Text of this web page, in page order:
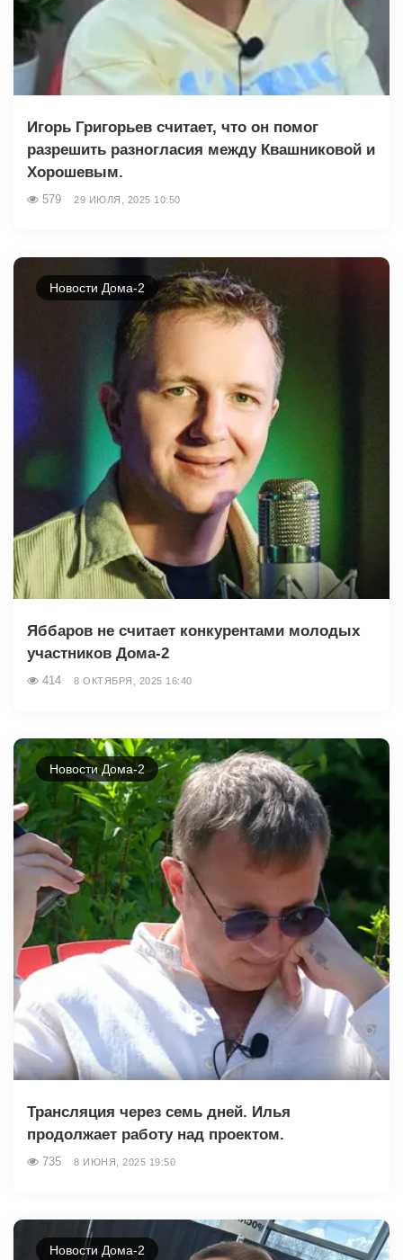
Игорь Григорьев считает, что он помог
разрешить разногласия между Квашниковой и
Хорошевым.
579 29 ИЮЛЯ, 2025 10:50
Новости Дома-2
Яббаров не считает конкурентами молодых
участников Дома-2
414 8 ОКТЯБРЯ, 2025 16:40
Новости Дома-2
Трансляция через семь дней. Илья
продолжает работу над проектом.
735 8 ИЮНЯ, 2025 19:50
Новости Дома-2